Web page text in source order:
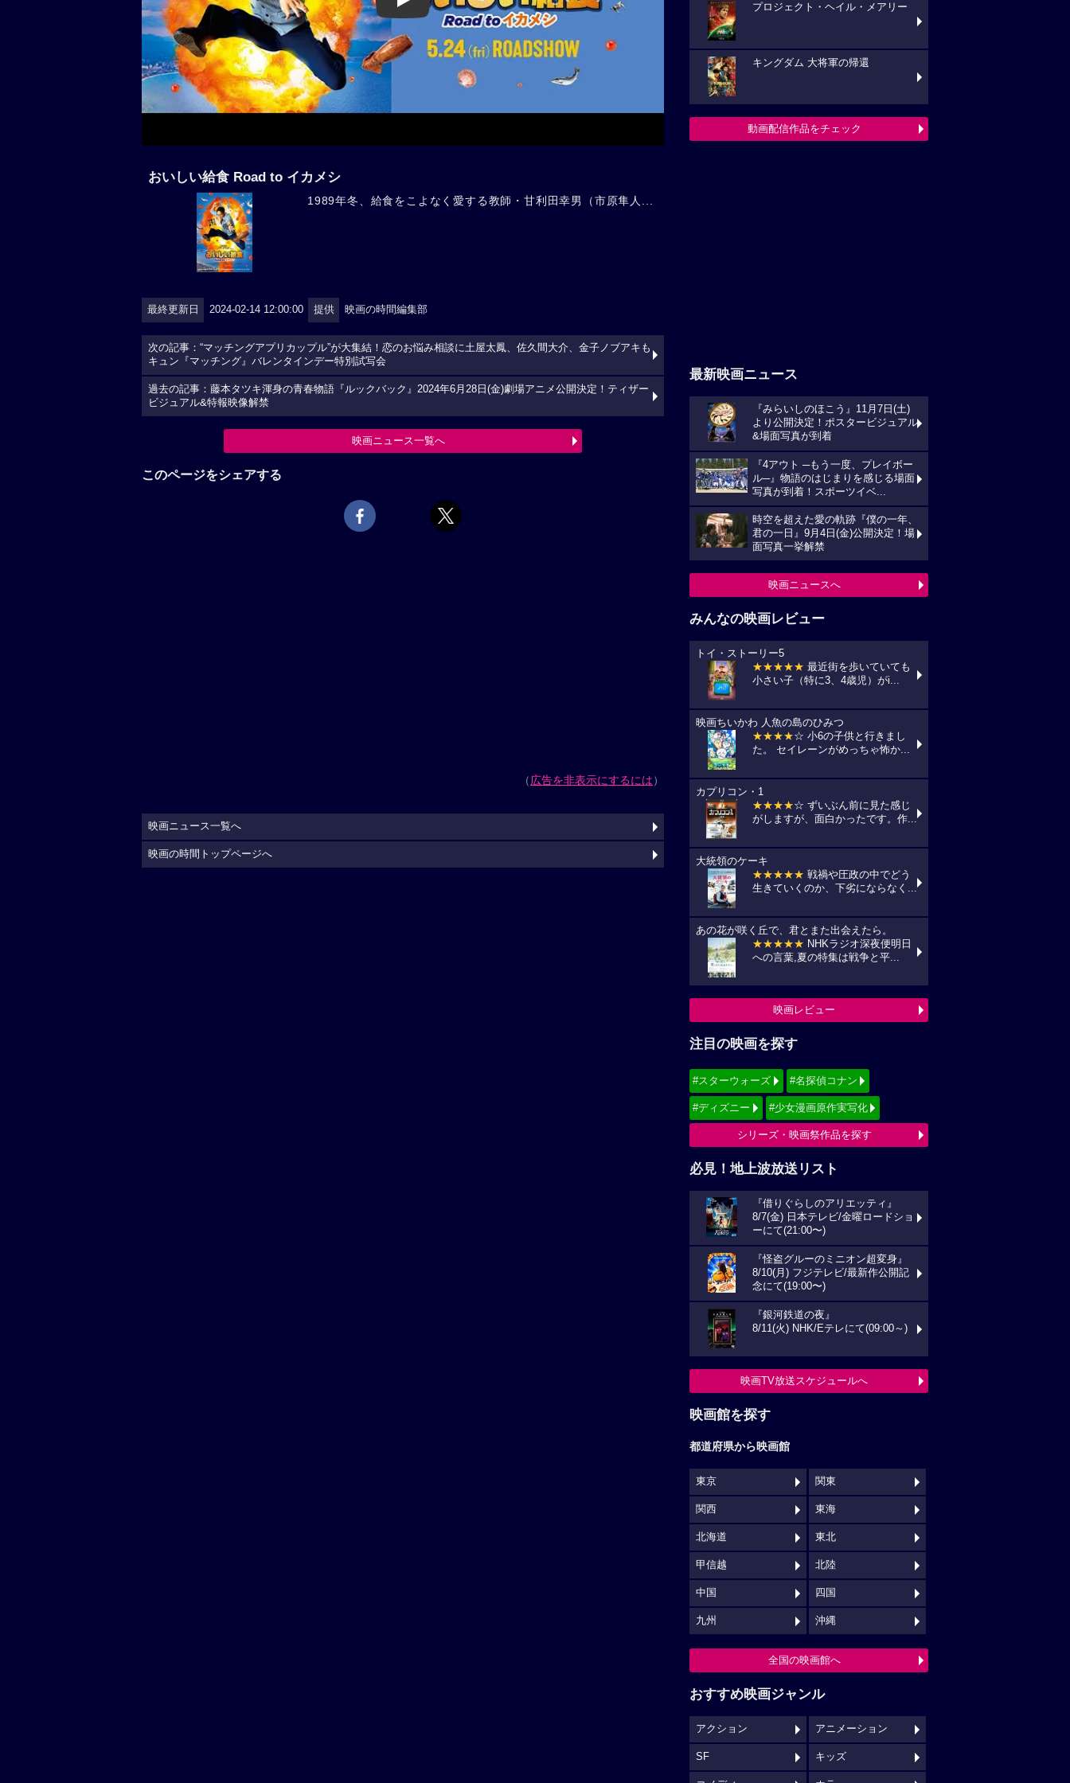
Play
おいしい給食 Road to イカメシ
1989年冬、給食をこよなく愛する教師・甘利田幸男（市原隼人...
最終更新日 2024-02-14 12:00:00 提供 映画の時間編集部
次の記事：“マッチングアプリカップル”が大集結！恋のお悩み相談に土屋太鳳、佐久間大介、金子ノブアキも
キュン『マッチング』バレンタインデー特別試写会
過去の記事：藤本タツキ渾身の青春物語『ルックバック』2024年6月28日(金)劇場アニメ公開決定！ティザー
ビジュアル&特報映像解禁
映画ニュース一覧へ
このページをシェアする
（広告を非表示にするには）
プロジェクト・ヘイル・メアリー
キングダム 大将軍の帰還
動画配信作品をチェック
最新映画ニュース
『みらいしのほこう』11月7日(土)
より公開決定！ポスタービジュアル
&場面写真が到着
『4アウト ─もう一度、プレイボー
ル─』物語のはじまりを感じる場面
写真が到着！スポーツイベ...
時空を超えた愛の軌跡『僕の一年、
君の一日』9月4日(金)公開決定！場
面写真一挙解禁
映画ニュースへ
みんなの映画レビュー
トイ・ストーリー5
★★★★★ 最近街を歩いていても
小さい子（特に3、4歳児）がi...
映画ちいかわ 人魚の島のひみつ
★★★★☆ 小6の子供と行きまし
た。 セイレーンがめっちゃ怖か...
カプリコン・1
★★★★☆ ずいぶん前に見た感じ
がしますが、面白かったです。作...
大統領のケーキ
★★★★★ 戦禍や圧政の中でどう
生きていくのか、下劣にならなく...
あの花が咲く丘で、君とまた出会えたら。
★★★★★ NHKラジオ深夜便明日
への言葉,夏の特集は戦争と平...
映画レビュー
注目の映画を探す
#スターウォーズ #名探偵コナン
#ディズニー #少女漫画原作実写化
シリーズ・映画祭作品を探す
必見！地上波放送リスト
『借りぐらしのアリエッティ』
8/7(金) 日本テレビ/金曜ロードショ
ーにて(21:00〜)
『怪盗グルーのミニオン超変身』
8/10(月) フジテレビ/最新作公開記
念にて(19:00〜)
『銀河鉄道の夜』
8/11(火) NHK/Eテレにて(09:00～)
映画TV放送スケジュールへ
映画館を探す
都道府県から映画館
東京 関東
関西 東海
北海道 東北
甲信越 北陸
中国 四国
九州 沖縄
全国の映画館へ
おすすめ映画ジャンル
アクション アニメーション
SF キッズ
映画ニュース一覧へ
映画の時間トップページへ